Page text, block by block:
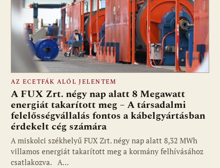
AZ ECETFÁK ALÓL JELENTEM
A FUX Zrt. négy nap alatt 8 Megawatt
energiát takarított meg – A társadalmi
felelősségvállalás fontos a kábelgyártásban
érdekelt cég számára
A miskolci székhelyű FUX Zrt. négy nap alatt 8,32 MWh
villamos energiát takarított meg a kormány felhívásához
csatlakozva. A…